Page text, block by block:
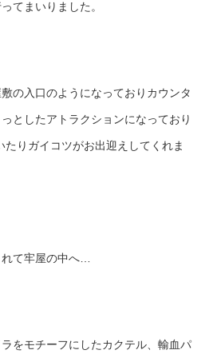
てまいりました。
の入口のようになっておりカウンタ
としたアトラクションになっており
たりガイコツがお出迎えしてくれま
れて牢屋の中へ…
をモチーフにしたカクテル、輸血パ